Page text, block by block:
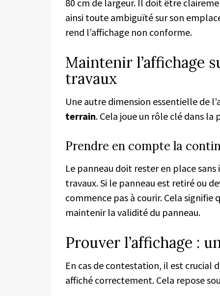
80 cm de largeur. Il doit être
ainsi toute ambiguïté sur son
rend l’affichage non conforme.
Maintenir l’affichage
travaux
Une autre dimension essentielle de
terrain. Cela joue un rôle clé dans
Prendre en compte la
Le panneau doit rester en place
travaux. Si le panneau est retiré ou
commence pas à courir. Cela signifie
maintenir la validité du panneau.
Prouver l’affichage :
En cas de contestation, il est crucial
affiché correctement. Cela repose